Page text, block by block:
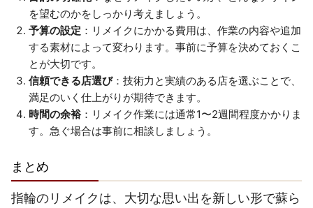
を望むのかをしっかり考えましょう。
予算の設定 ：リメイクにかかる費用は、作業の内容や追加
する素材によって変わります。事前に予算を決めておくこ
とが大切です。
信頼できる店選び：技術力と実績のある店を選ぶことで、
満足のいく仕上がりが期待できます。
時間の余裕：リメイク作業には通常1〜2週間程度かかりま
す。急ぐ場合は事前に相談しましょう。
まとめ
指輪のリメイクは、大切な思い出を新しい形で蘇ら